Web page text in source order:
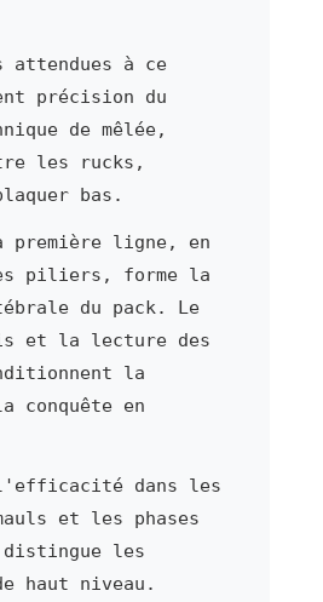
attendues à ce
précision du
de mêlée,
les rucks,
bas.
ligne, en
piliers, forme la
du pack. Le
et la lecture des
la
conquête en
l'efficacité dans les
et les phases
distingue les
haut niveau.